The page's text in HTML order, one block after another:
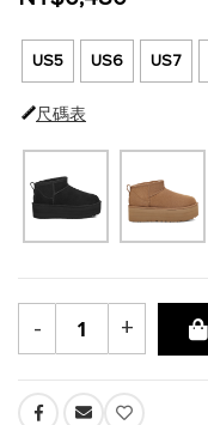
US5 US6 US7
尺碼表
- +